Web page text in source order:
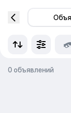
0 объявлений